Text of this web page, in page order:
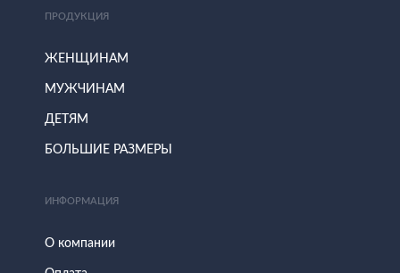
ПРОДУКЦИЯ
ЖЕНЩИНАМ
МУЖЧИНАМ
ДЕТЯМ
БОЛЬШИЕ РАЗМЕРЫ
ИНФОРМАЦИЯ
О компании